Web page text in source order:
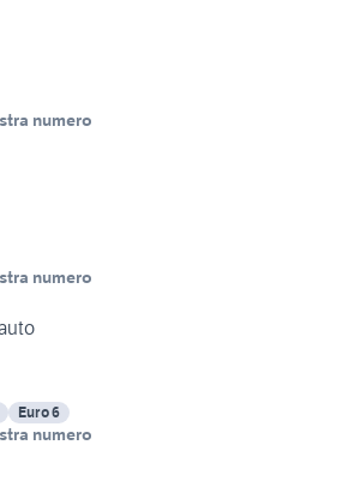
numero
numero
Euro 6
numero